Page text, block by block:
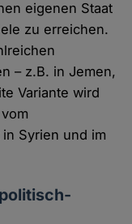
eigenen Staat
zu erreichen.
– z.B. in Jemen,
Variante wird
Syrien und im